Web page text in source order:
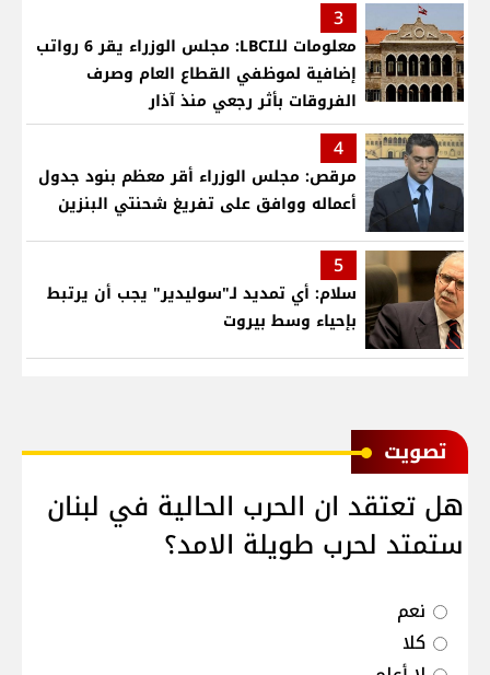
3
معلومات للـLBCI: مجلس الوزراء يقر 6 رواتب
إضافية لموظفي القطاع العام وصرف
الفروقات بأثر رجعي منذ آذار
4
مرقص: مجلس الوزراء أقر معظم بنود جدول
أعماله ووافق على تفريغ شحنتي البنزين
5
سلام: أي تمديد لـ"سوليدير" يجب أن يرتبط
بإحياء وسط بيروت
ﺗﺼﻮﻳﺖ
هل تعتقد ان الحرب الحالية في لبنان
ستمتد لحرب طويلة الامد؟
نعم
كلا